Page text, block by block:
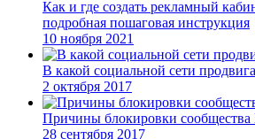
Как и где создать рекламный
подробная пошаговая инструкция
10 ноября 2021
В какой социальной сети
2 октября 2017
Причины блокировки сообщества
28 сентября 2017